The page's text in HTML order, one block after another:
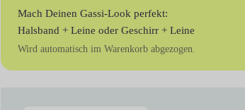
Mach Deinen Gassi-Look perfekt:
Halsband + Leine oder Geschirr + Leine
Wird automatisch im Warenkorb abgezogen.